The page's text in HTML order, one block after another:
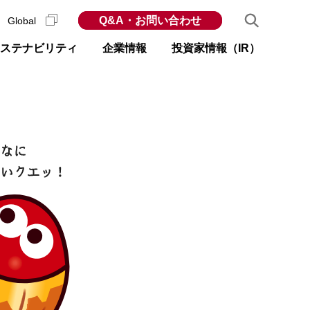
テナビリティ 企業情報 投資家情報（IR）
Global Q&A・お問い合わせ